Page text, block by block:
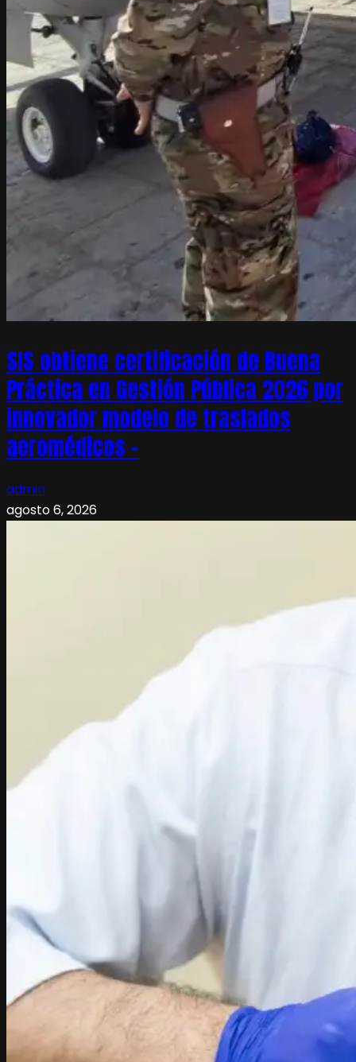
SIS obtiene certificación de Buena
Práctica en Gestión Pública 2026 por
innovador modelo de traslados
aeromédicos –
admin
agosto 6, 2026